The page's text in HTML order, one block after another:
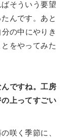
そういう要望
んです。あと
の中にやりき
をやってみた
ですね。工房
上ってすごい
咲く季節に、